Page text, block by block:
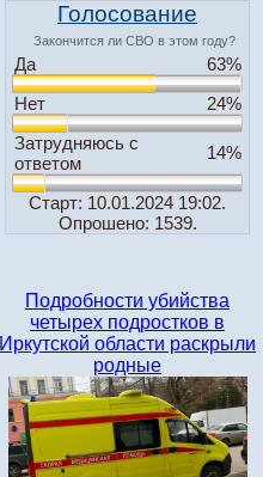
Голосование
Закончится ли СВО в этом году?
Да
63%
Нет
24%
Затрудняюсь с
ответом
14%
Старт: 10.01.2024 19:02.
Опрошено: 1539.
Подробности убийства
четырех подростков в
Иркутской области раскрыли
родные